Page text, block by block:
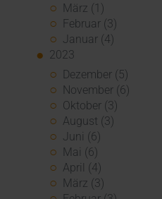
März (1)
Februar (3)
Januar (4)
2023
Dezember (5)
November (6)
Oktober (3)
August (3)
Juni (6)
Mai (6)
April (4)
März (3)